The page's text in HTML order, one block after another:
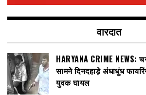
वारदात
HARYANA CRIME NEWS:
सामने दिनदहाड़े अंधाधुंध
युवक घायल